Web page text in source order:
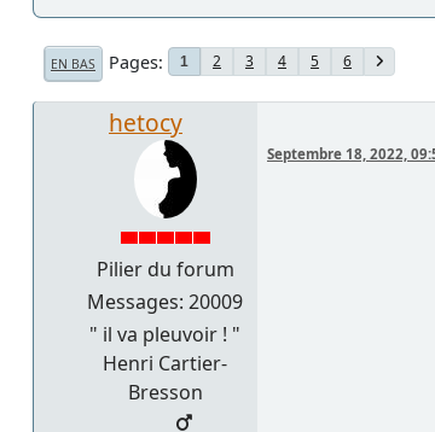
EN BAS Pages 1 2 3 4 5 6
hetocy
Pilier du forum
Messages: 20009
" il va pleuvoir ! "
Henri Cartier-
Bresson
Septembre 18, 2022,